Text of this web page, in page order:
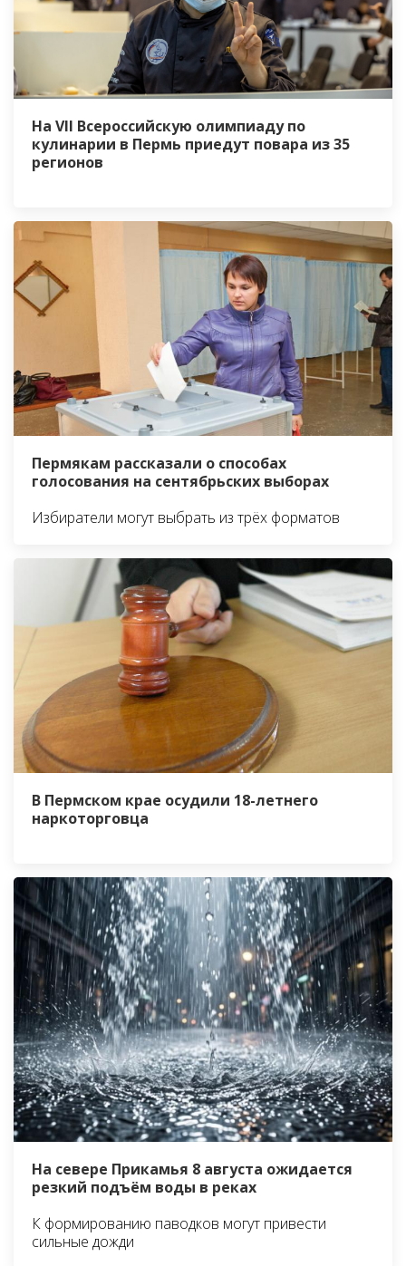
На VII Всероссийскую олимпиаду по
кулинарии в Пермь приедут повара из 35
регионов
Пермякам рассказали о способах
голосования на сентябрьских выборах
Избиратели могут выбрать из трёх форматов
В Пермском крае осудили 18-летнего
наркоторговца
На севере Прикамья 8 августа ожидается
резкий подъём воды в реках
К формированию паводков могут привести
сильные дожди